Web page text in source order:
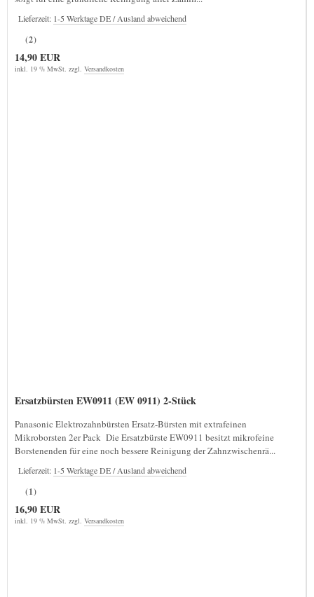
Lieferzeit: 1-5 Werktage DE / Ausland abweichend
(2)
14,90 EUR
inkl. 19 % MwSt. zzgl. Versandkosten
Ersatzbürsten EW0911 (EW 0911) 2-Stück
Panasonic Elektrozahnbürsten Ersatz-Bürsten mit extrafeinen
Mikroborsten 2er Pack Die Ersatzbürste EW0911 besitzt mikrofeine
Borstenenden für eine noch bessere Reinigung der Zahnzwischenrä...
Lieferzeit: 1-5 Werktage DE / Ausland abweichend
(1)
16,90 EUR
inkl. 19 % MwSt. zzgl. Versandkosten